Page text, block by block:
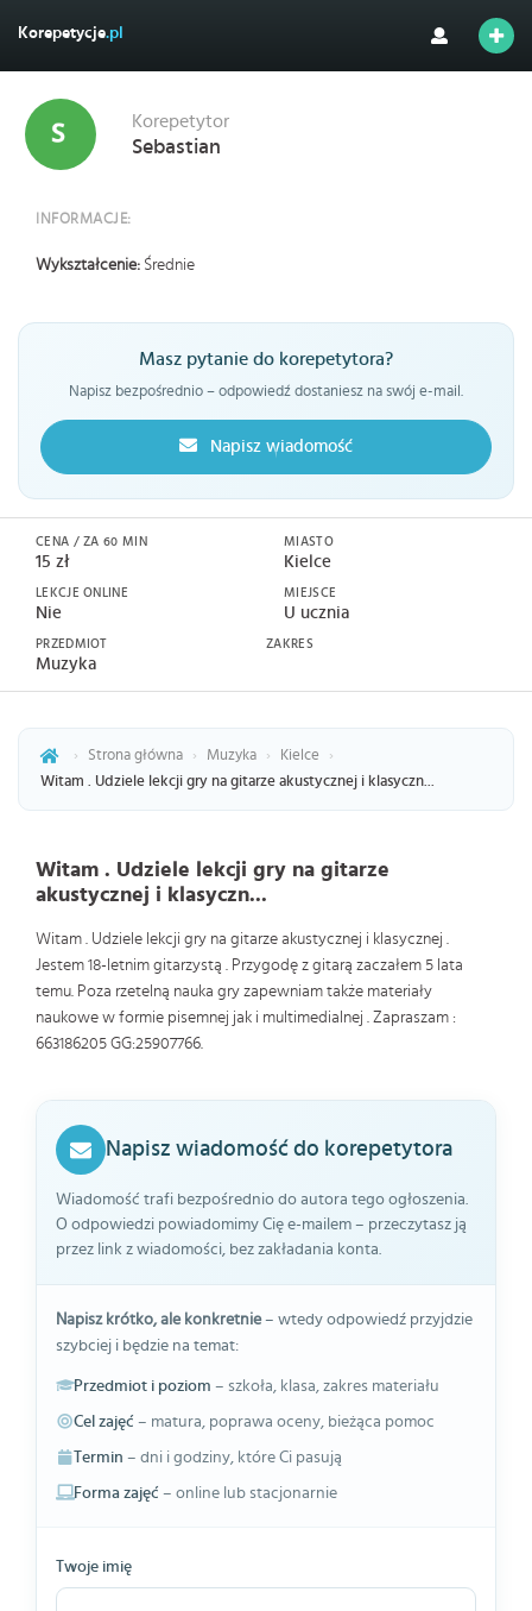
Korepetycje.pl
Korepetytor
Sebastian
INFORMACJE:
Wykształcenie: Średnie
Masz pytanie do korepetytora?
Napisz bezpośrednio – odpowiedź dostaniesz na swój e-mail.
Napisz wiadomość
CENA / ZA 60 MIN
15 zł
LEKCJE ONLINE
Nie
MIASTO
Kielce
MIEJSCE
U ucznia
PRZEDMIOT
Muzyka
ZAKRES
› Strona główna › Muzyka › Kielce
›
Witam . Udziele lekcji gry na gitarze akustycznej i klasyczn...
Witam . Udziele lekcji gry na gitarze
akustycznej i klasyczn...
Witam . Udziele lekcji gry na gitarze akustycznej i klasycznej .
Jestem 18-letnim gitarzystą . Przygodę z gitarą zaczałem 5 lata
temu. Poza rzetelną nauka gry zapewniam także materiały
naukowe w formie pisemnej jak i multimedialnej . Zapraszam :
663186205 GG:25907766.
Napisz wiadomość do korepetytora
Wiadomość trafi bezpośrednio do autora tego ogłoszenia.
O odpowiedzi powiadomimy Cię e-mailem – przeczytasz ją
przez link z wiadomości, bez zakładania konta.
Napisz krótko, ale konkretnie– wtedy odpowiedź przyjdzie
szybciej i będzie na temat:
Przedmiot i poziom – szkoła, klasa, zakres materiału
Cel zajęć – matura, poprawa oceny, bieżąca pomoc
Termin – dni i godziny, które Ci pasują
Forma zajęć – online lub stacjonarnie
Twoje imię